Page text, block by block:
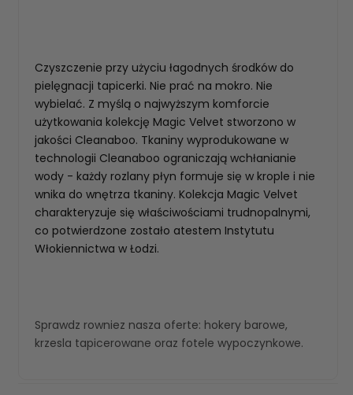
Czyszczenie przy użyciu łagodnych środków do
pielęgnacji tapicerki. Nie prać na mokro. Nie
wybielać. Z myślą o najwyższym komforcie
użytkowania kolekcję Magic Velvet stworzono w
jakości Cleanaboo. Tkaniny wyprodukowane w
technologii Cleanaboo ograniczają wchłanianie
wody - każdy rozlany płyn formuje się w krople i nie
wnika do wnętrza tkaniny. Kolekcja Magic Velvet
charakteryzuje się właściwościami trudnopalnymi,
co potwierdzone zostało atestem Instytutu
Włokiennictwa w Łodzi.
Sprawdz rowniez nasza oferte: hokery barowe,
krzesla tapicerowane oraz fotele wypoczynkowe.